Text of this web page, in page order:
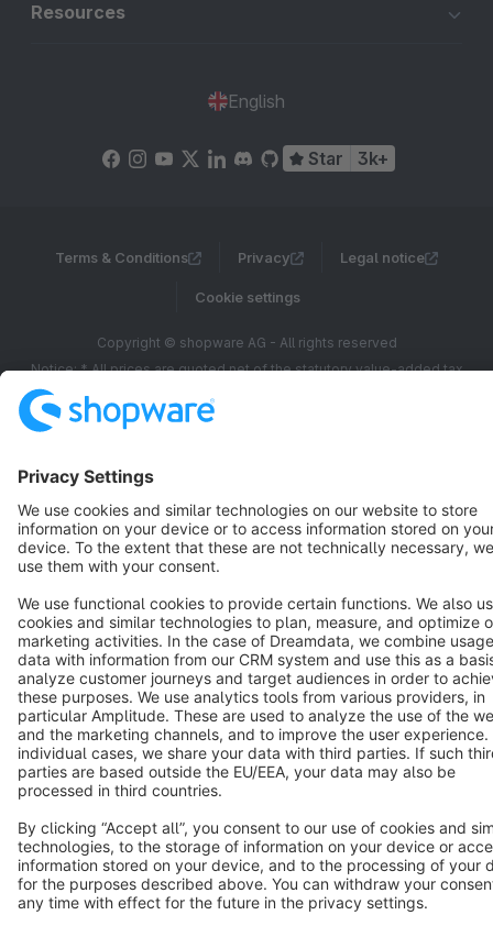
Resources
English
Star 3k+
Terms & Conditions Privacy Legal notice
Cookie settings
Copyright © shopware AG - All rights reserved
Notice: * All prices are quoted net of the statutory value-added tax